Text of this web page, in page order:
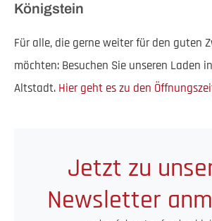
Königstein
Für alle, die gerne weiter für den guten
möchten: Besuchen Sie unseren Laden
Altstadt. Hier geht es zu den
Jetzt zu
Newsletter